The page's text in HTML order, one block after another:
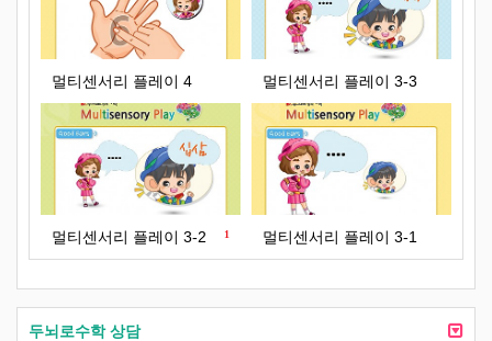
멀티센서리 플레이 4 멀티센서리 플레이 3-3
1
멀티센서리 플레이 3-2 멀티센서리 플레이 3-1
두뇌로수학 상담